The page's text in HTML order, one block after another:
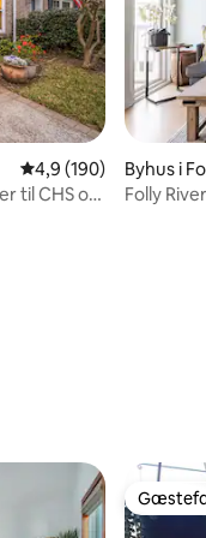
4,9 ud af 5 i
4,9 (190)
til CHS og
Byhus i
Folly